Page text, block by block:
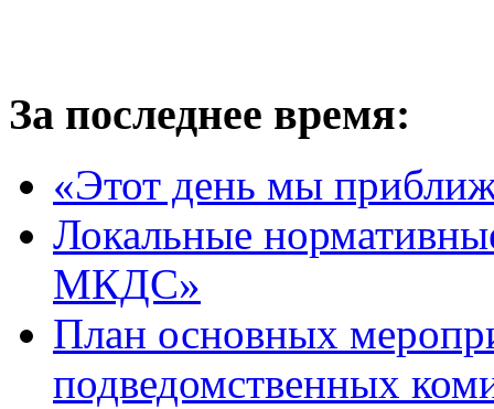
За последнее время:
«Этот день мы
Локальные
МКДС»
План основных
подведомственных